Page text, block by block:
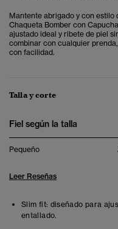
Mantente abrigado y con
Chaqueta Bomber con
ajustado ideal y ribete de piel
combinar con cualquier
con facilidad.
Talla y corte
Fiel según la talla
Pequeño
Leer Reseñas
Slim fit: diseñado para
entallado.